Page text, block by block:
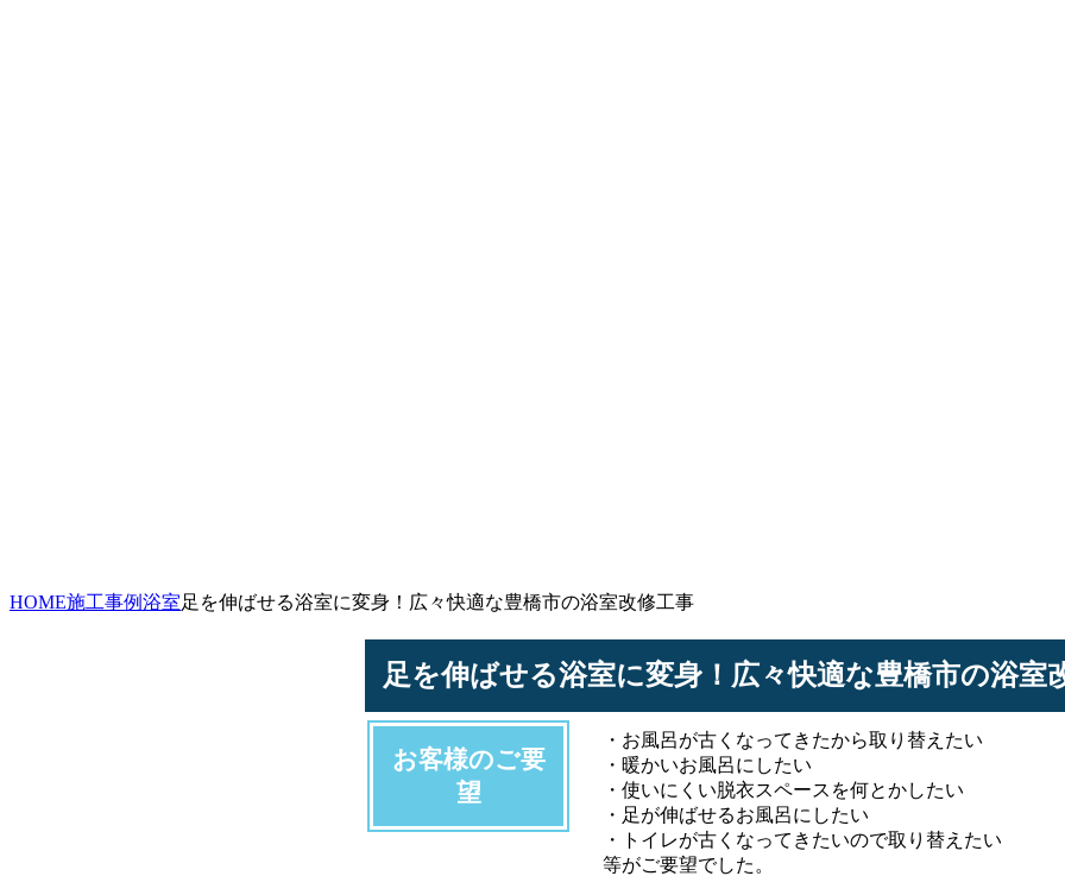
HOME施工事例浴室足を伸ばせる浴室に変身！広々快適な豊橋市の浴室改修工事
足を伸ばせる浴室に変身！広々快適な豊橋市の浴室
お客様のご要
望
・お風呂が古くなってきたから取り替えたい
・暖かいお風呂にしたい
・使いにくい脱衣スペースを何とかしたい
・足が伸ばせるお風呂にしたい
・トイレが古くなってきたいので取り替えたい
等がご要望でした。